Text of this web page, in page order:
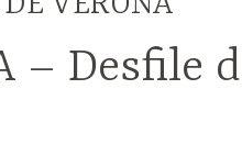
– Desfile